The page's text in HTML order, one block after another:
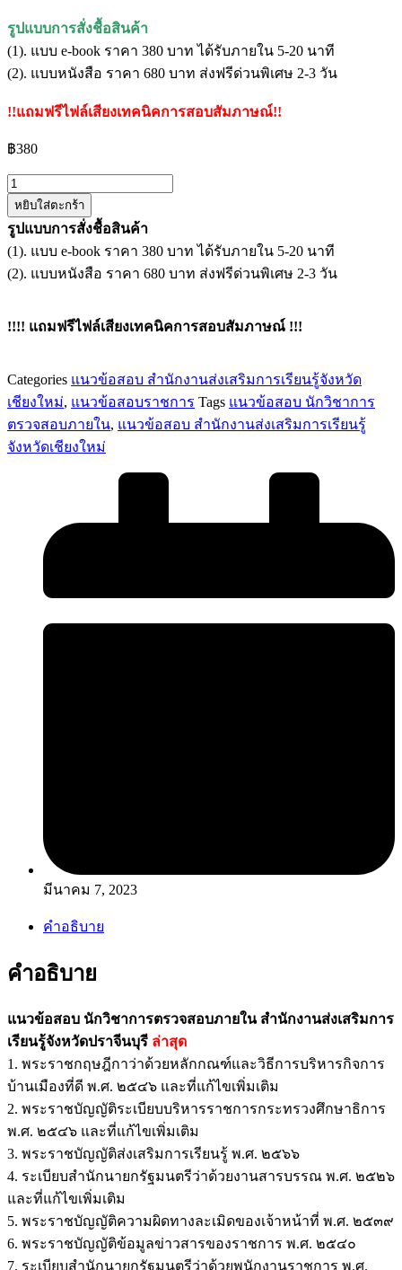
รูปแบบการสั่งชื้อสินค้า
(1). แบบ e-book ราคา 380 บาท ได้รับภายใน 5-20 นาที
(2). แบบหนังสือ ราคา 680 บาท ส่งฟรีด่วนพิเศษ 2-3 วัน
!!แถมฟรีไฟล์เสียงเทคนิคการสอบสัมภาษณ์!!
฿380
จำนวน
แนว
ข้อสอบ
นัก
วิชาการ
สอบ
ส่ง
เสริม
การ
เรียน
หยิบใส่ตะกร้า
รูปแบบการสั่งชื้อสินค้า
(1). แบบ e-book ราคา 380 บาท ได้รับภายใน 5-20 นาที
(2). แบบหนังสือ ราคา 680 บาท ส่งฟรีด่วนพิเศษ 2-3 วัน
!!!! แถมฟรีไฟล์เสียงเทคนิคการสอบสัมภาษณ์ !!!
Categories แนวข้อสอบ สำนักงานส่งเสริมการเรียนรู้จังหวัด
เชียงใหม่, แนวข้อสอบราชการ Tags แนวข้อสอบ นักวิชาการ
ตรวจสอบภายใน, แนวข้อสอบ สำนักงานส่งเสริมการเรียนรู้
จังหวัดเชียงใหม่
มีนาคม 7, 2023
คำอธิบาย
คำอธิบาย
แนวข้อสอบ นักวิชาการตรวจสอบภายใน สำนักงานส่งเสริมการ
เรียนรู้จังหวัดปราจีนบุรี ล่าสุด
1. พระราชกฤษฎีกาว่าด้วยหลักกณฑ์และวิธีการบริหารกิจการ
บ้านเมืองที่ดี พ.ศ. ๒๕๔๖ และที่แก้ไขเพิ่มเติม
2. พระราชบัญญัติระเบียบบริหารราชการกระทรวงศึกษาธิการ
พ.ศ. ๒๕๔๖ และที่แก้ไขเพิ่มเติม
3. พระราชบัญญัติส่งเสริมการเรียนรู้ พ.ศ. ๒๕๖๖
4. ระเบียบสำนักนายกรัฐมนตรีว่าด้วยงานสารบรรณ พ.ศ. ๒๕๒๖
และที่แก้ไขเพิ่มเติม
5. พระราชบัญญัติความผิดทางละเมิดของเจ้าหน้าที่ พ.ศ. ๒๕๓๙
6. พระราชบัญญัติข้อมูลข่าวสารของราชการ พ.ศ. ๒๕๔๐
7. ระเบียบสำนักนายกรัฐมนตรีว่าด้วยพนักงานราชการ พ.ศ.